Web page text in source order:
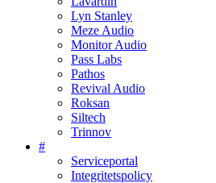
Lyn Stanley
Meze Audio
Monitor Audio
Pass Labs
Pathos
Revival Audio
Roksan
Siltech
Trinnov
#
Serviceportal
Integritetspolicy